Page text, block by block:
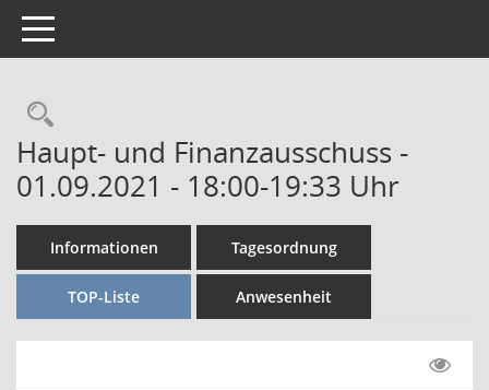
Toggle navigation
Rechercheauswahl
Haupt- und Finanzausschuss -
01.09.2021 - 18:00-19:33 Uhr
Informationen Tagesordnung
TOP-Liste Anwesenheit